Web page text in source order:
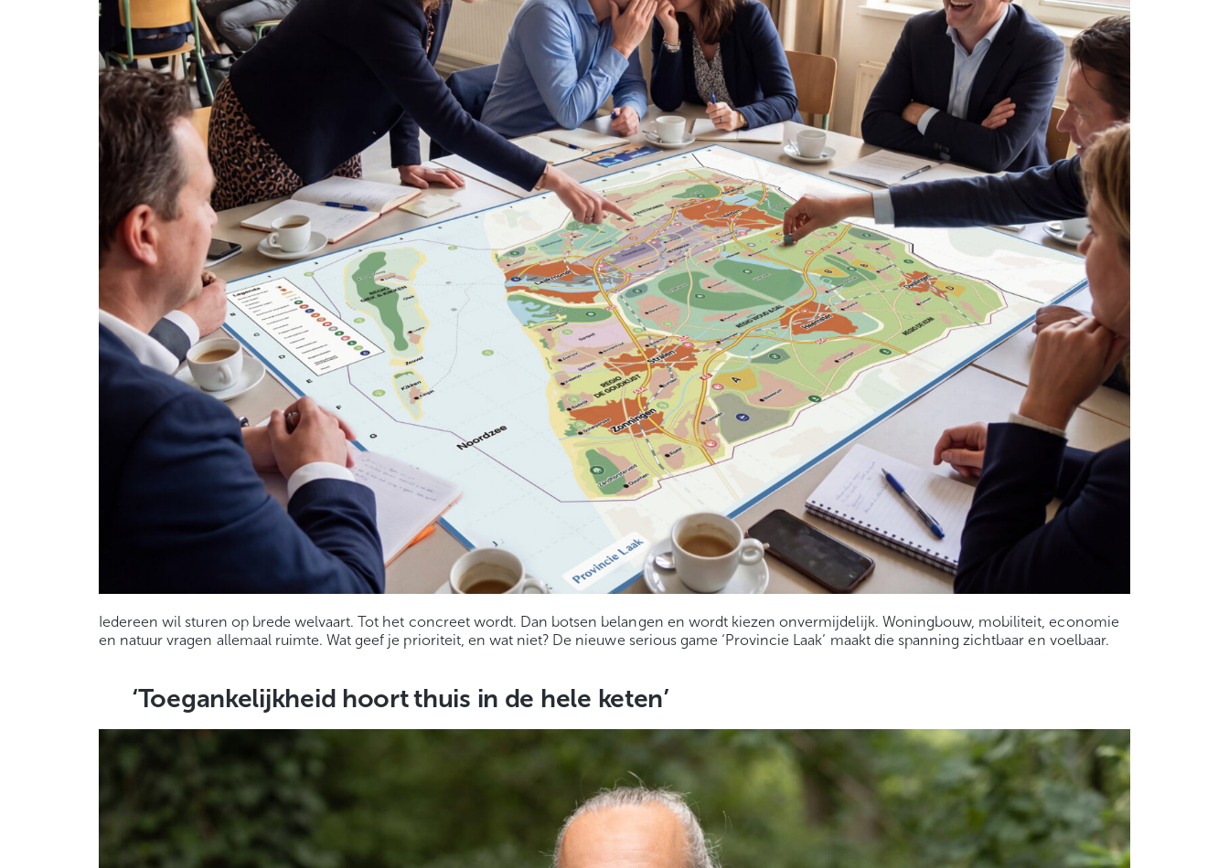
Iedereen wil sturen op brede welvaart. Tot het concreet wordt. Dan botsen belangen en wordt kiezen onvermijdelijk. Woningbouw, mobiliteit, economie
en natuur vragen allemaal ruimte. Wat geef je prioriteit, en wat niet? De nieuwe serious game ‘Provincie Laak’ maakt die spanning zichtbaar en voelbaar.
‘Toegankelijkheid hoort thuis in de hele keten’